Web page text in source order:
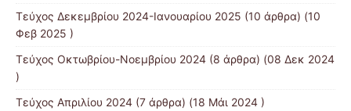
Τεύχος Δεκεμβρίου 2024-Ιανουαρίου 2025 (10 άρθρα) (10
Φεβ 2025 )
Τεύχος Οκτωβρίου-Νοεμβρίου 2024 (8 άρθρα) (08 Δεκ 2024
)
Τεύχος Απριλίου 2024 (7 άρθρα) (18 Μάι 2024 )